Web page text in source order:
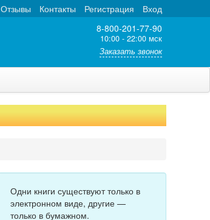
Вход
Регистрация
Контакты
Отзывы
8-800-201-77-90
10:00 - 22:00 мск
Заказать звонок
Одни книги существуют только в
электронном виде, другие —
только в бумажном.